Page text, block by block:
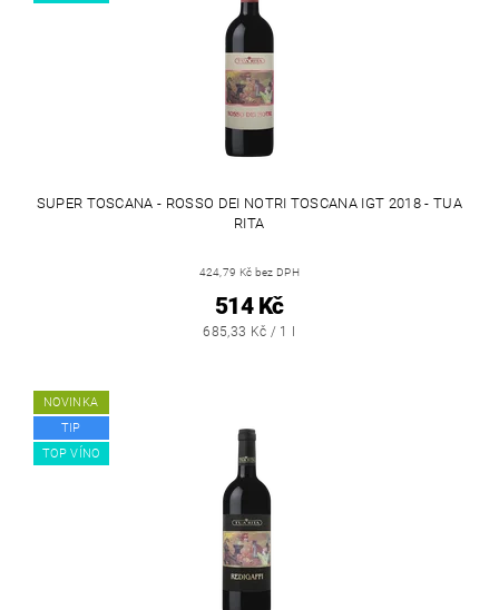
SUPER TOSCANA - ROSSO DEI NOTRI TOSCANA IGT 2018 - TUA
RITA
424,79 Kč bez DPH
514 Kč
685,33 Kč / 1 l
NOVINKA
TIP
TOP VÍNO